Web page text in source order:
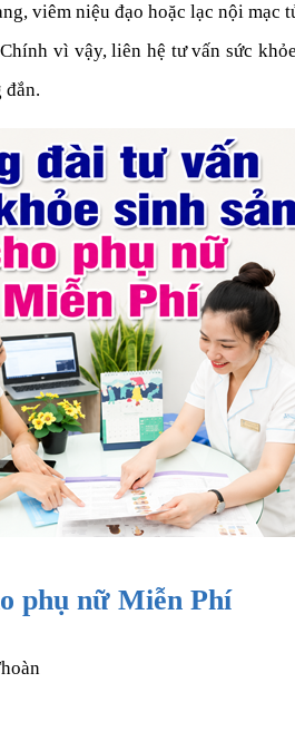
viêm niệu đạo hoặc lạc nội
vì vậy, liên hệ tư vấn sức
đắn.
phụ nữ Miễn Phí